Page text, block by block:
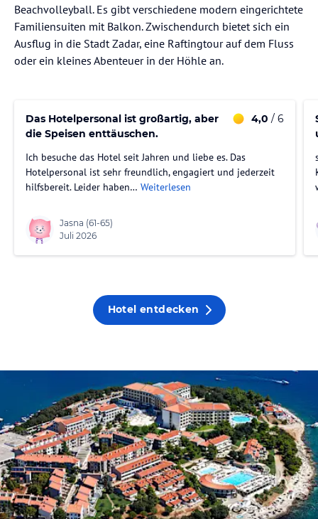
Beachvolleyball. Es gibt verschiedene modern eingerichtete
Familiensuiten mit Balkon. Zwischendurch bietet sich ein
Ausflug in die Stadt Zadar, eine Raftingtour auf dem Fluss
oder ein kleines Abenteuer in der Höhle an.
Das Hotelpersonal ist großartig, aber
die Speisen enttäuschen.
4,0 / 6
Ich besuche das Hotel seit Jahren und liebe es. Das
Hotelpersonal ist sehr freundlich, engagiert und jederzeit
hilfsbereit. Leider haben… Weiterlesen
Jasna (61-65)
Juli 2026
Hotel entdecken